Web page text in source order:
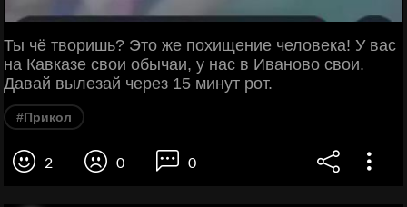
Ты чё творишь? Это же похищение человека! У вас
на Кавказе свои обычаи, у нас в Иваново свои.
Давай вылезай через 15 минут рот.
#Прикол
2 0 0